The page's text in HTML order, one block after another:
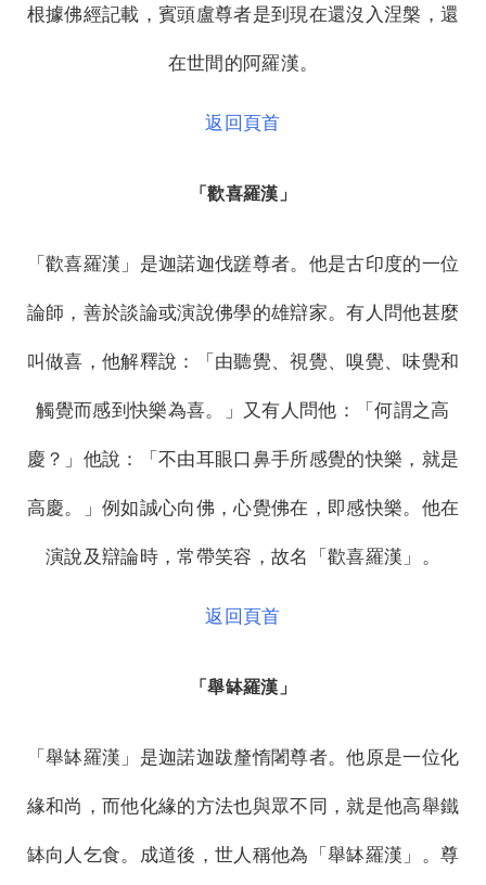
根據佛經記載，賓頭盧尊者是到現在還沒入涅槃，還
在世間的阿羅漢。
返回頁首
「歡喜羅漢」
「歡喜羅漢」是迦諾迦伐蹉尊者。他是古印度的一位
論師，善於談論或演說佛學的雄辯家。有人問他甚麼
叫做喜，他解釋說：「由聽覺、視覺、嗅覺、味覺和
觸覺而感到快樂為喜。」又有人問他：「何謂之高
慶？」他說：「不由耳眼口鼻手所感覺的快樂，就是
高慶。」例如誠心向佛，心覺佛在，即感快樂。他在
演說及辯論時，常帶笑容，故名「歡喜羅漢」。
返回頁首
「舉缽羅漢」
「舉缽羅漢」是迦諾迦跋釐惰闍尊者。他原是一位化
緣和尚，而他化緣的方法也與眾不同，就是他高舉鐵
缽向人乞食。成道後，世人稱他為「舉缽羅漢」。尊